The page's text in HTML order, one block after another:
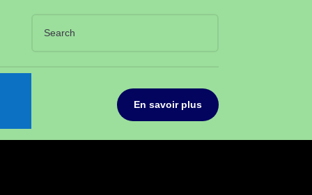
En savoir plus